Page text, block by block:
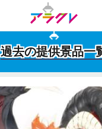
過去の提供景品一